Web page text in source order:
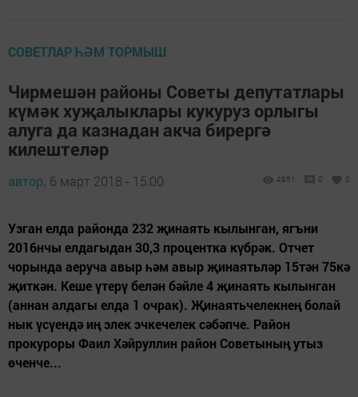
СОВЕТЛАР ҺӘМ ТОРМЫШ
Чирмешән районы Советы депутатлары
күмәк хуҗалыклары кукуруз орлыгы
алуга да казнадан акча бирергә
килештеләр
автор, 6 март 2018 - 15:00 4951 0 0
Узган елда районда 232 җинаять кылынган, ягъни
2016нчы елдагыдан 30,3 процентка күбрәк. Отчет
чорында аеруча авыр һәм авыр җинаятьләр 15тән 75кә
җиткән. Кеше үтерү белән бәйле 4 җинаять кылынган
(аннан алдагы елда 1 очрак). Җинаятьчелекнең болай
нык үсүендә иң элек эчкечелек сәбәпче. Район
прокуроры Фаил Хәйруллин район Советының утыз
өченче...